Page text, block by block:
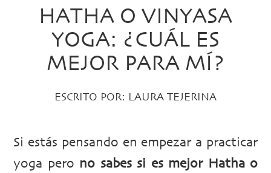
HATHA O VINYASA
YOGA: ¿CUÁL ES
MEJOR PARA MÍ?
ESCRITO POR: LAURA TEJERINA
Si estás pensando en empezar a practicar
yoga pero no sabes si es mejor Hatha o